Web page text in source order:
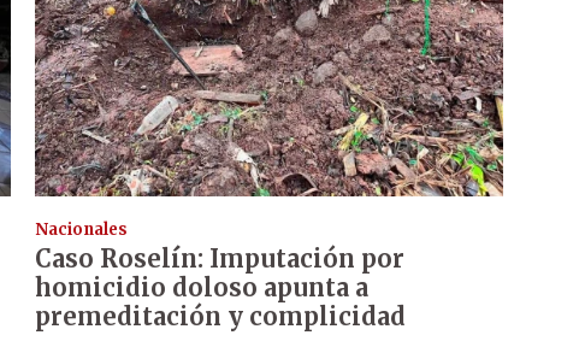
Nacionales
Caso Roselín: Imputación por
homicidio doloso apunta a
premeditación y complicidad